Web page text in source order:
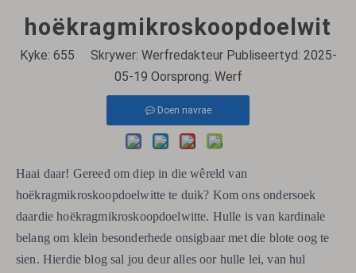
hoëkragmikroskoopdoelwit
Kyke: 655 Skrywer: Werfredakteur Publiseertyd: 2025-
05-19 Oorsprong: Werf
Doen navrae
Haai daar! Gereed om diep in die wêreld van
hoëkragmikroskoopdoelwitte te duik? Kom ons ondersoek
daardie hoëkragmikroskoopdoelwitte. Hulle is van kardinale
belang om klein besonderhede onsigbaar met die blote oog te
sien. Hierdie blog sal jou deur alles oor hulle lei, van hul